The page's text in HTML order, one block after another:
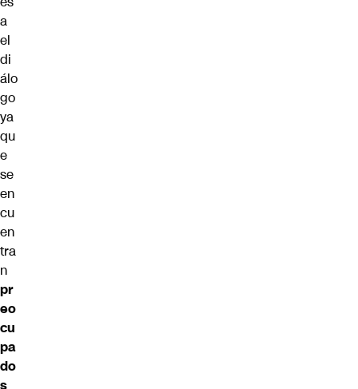
a
el
di
álo
go
ya
qu
e
se
en
cu
en
tra
n
pr
eo
cu
pa
do
s